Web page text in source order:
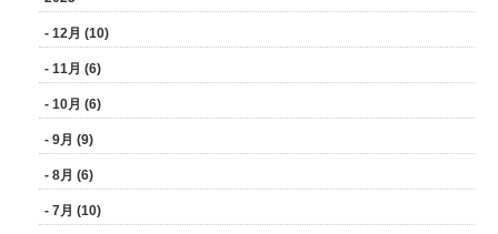
- 12月 (10)
- 11月 (6)
- 10月 (6)
- 9月 (9)
- 8月 (6)
- 7月 (10)